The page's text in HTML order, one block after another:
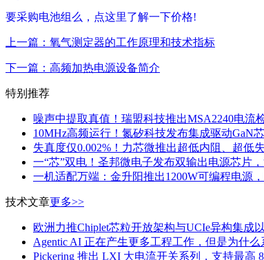
要采购电池组么，点这里了解一下价格!
上一篇：氧气测定器的工作原理和技术指标
下一篇：高频加热电源设备简介
特别推荐
噪声中提取真值！瑞盟科技推出MSA2240电流
10MHz高频运行！氮矽科技发布集成驱动GaN
失真度仅0.002%！力芯微推出超低内阻、超低
一“芯”双电！圣邦微电子发布双输出电源芯片
一机适配万端：金升阳推出1200W可编程电源
技术文章更多>>
欧洲力推Chiplet芯粒开放架构与UCIe异构集成
Agentic AI 正在产生更多工程工作，但是为什
Pickering 推出 LXI 大电流开关系列，支持最高